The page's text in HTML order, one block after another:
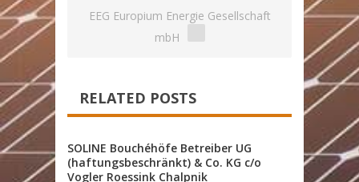
EEG Europium Energie Gesellschaft
mbH
RELATED POSTS
SOLINE Bouchéhöfe Betreiber UG
(haftungsbeschränkt) & Co. KG c/o
Vogler Roessink Chalpnik